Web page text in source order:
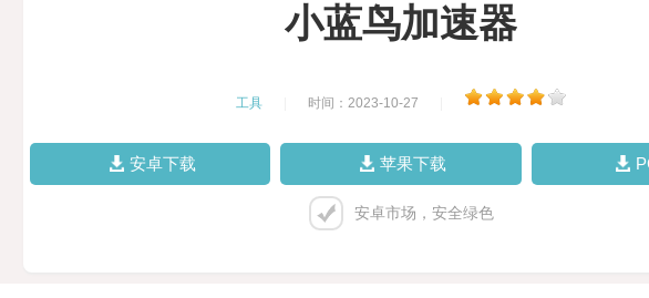
小蓝鸟加速器
工具 时间：2023-10-27
安卓下载 苹果下载
安卓市场，安全绿色